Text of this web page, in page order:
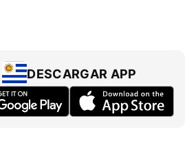
DESCARGAR APP